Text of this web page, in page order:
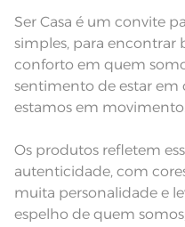
Ser Casa é um convite
simples, para encontrar
conforto em quem
sentimento de estar em
estamos em
Os produtos refletem
autenticidade, com
muita personalidade e
espelho de quem